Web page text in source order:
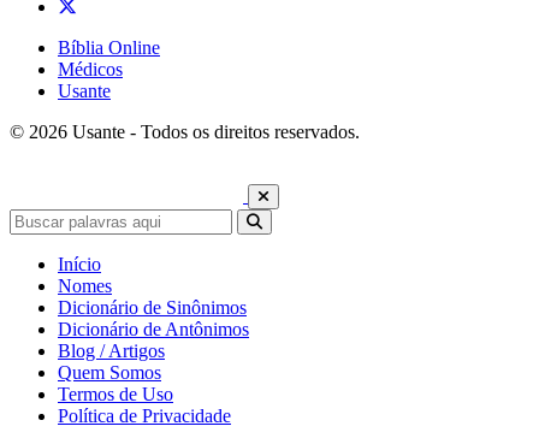
Bíblia Online
Médicos
Usante
© 2026 Usante - Todos os direitos reservados.
Início
Nomes
Dicionário de Sinônimos
Dicionário de Antônimos
Blog / Artigos
Quem Somos
Termos de Uso
Política de Privacidade